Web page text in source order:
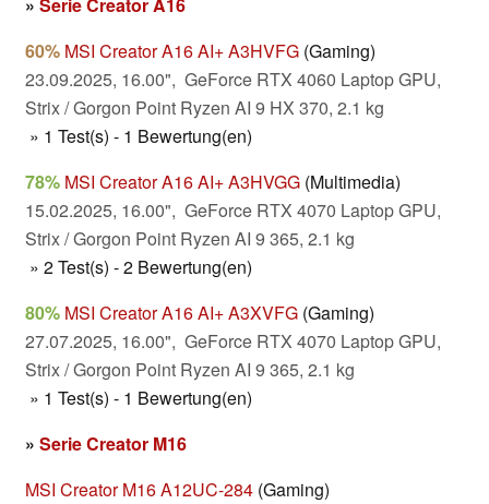
60% MSI Creator A16 AI+ A3HVFG (Gaming)
23.09.2025, 16.00", GeForce RTX 4060 Laptop GPU,
Strix / Gorgon Point Ryzen AI 9 HX 370, 2.1 kg
» 1 Test(s) - 1 Bewertung(en)
78% MSI Creator A16 AI+ A3HVGG (Multimedia)
15.02.2025, 16.00", GeForce RTX 4070 Laptop GPU,
Strix / Gorgon Point Ryzen AI 9 365, 2.1 kg
» 2 Test(s) - 2 Bewertung(en)
80% MSI Creator A16 AI+ A3XVFG (Gaming)
27.07.2025, 16.00", GeForce RTX 4070 Laptop GPU,
Strix / Gorgon Point Ryzen AI 9 365, 2.1 kg
» 1 Test(s) - 1 Bewertung(en)
» Serie Creator M16
MSI Creator M16 A12UC-284 (Gaming)